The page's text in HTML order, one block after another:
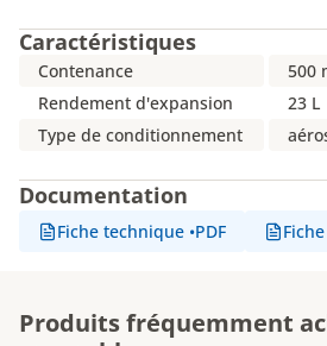
Caractéristiques
Contenance
500
Rendement d'expansion
23 L
Type de conditionnement
Documentation
Fiche technique •PDF
Produits fréquemment